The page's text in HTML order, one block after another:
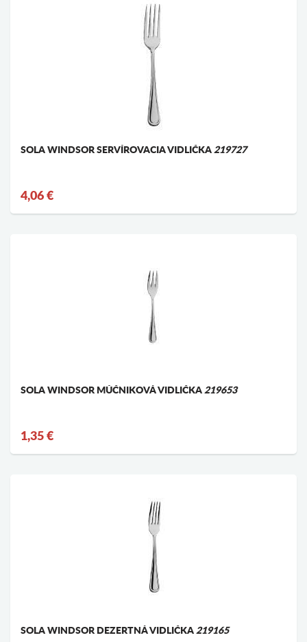
SOLA WINDSOR SERVÍROVACIA VIDLIČKA 219727
4,06 €
SOLA WINDSOR MÚČNIKOVÁ VIDLIČKA 219653
1,35 €
SOLA WINDSOR DEZERTNÁ VIDLIČKA 219165